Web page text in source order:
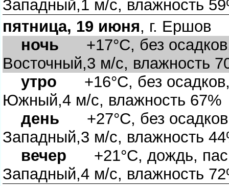
Западный,1 м/с, влажность
пятница, 19 июня, г. Ершо
ночь +17°C, без
осточный,3 м/с, влажность
утро +16°C, без
Южный,4 м/с, влажность 67%
день +27°C, без
Западный,3 м/с, влажность
ечер +21°C, дождь,
Западный,4 м/с, влажность